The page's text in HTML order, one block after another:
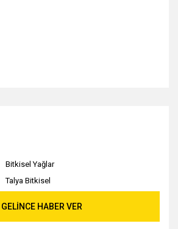
Bitkisel Yağlar
Talya Bitkisel
GELİNCE HABER VER